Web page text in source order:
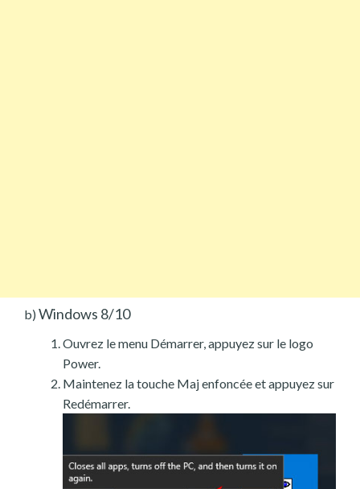
b) Windows 8/10
Ouvrez le menu Démarrer, appuyez sur le logo
Power.
Maintenez la touche Maj enfoncée et appuyez sur
Redémarrer.